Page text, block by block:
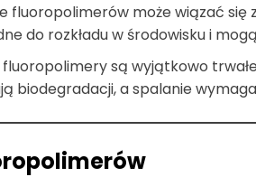
fluoropolimerów może wiązać
do rozkładu w środowisku i
fluoropolimery są wyjątkowo
biodegradacji, a spalanie